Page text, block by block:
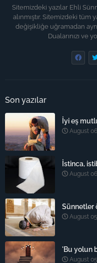
Sitemizdeki yazılar Ehli
alınmıştır. Sitemizdeki
değişikliğe uğramadan
Dualarınızı ve
Son yazılar
İyi eş
August
İstinca,
August
Sünnetler
August
'Bu yolun
August